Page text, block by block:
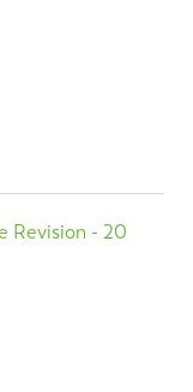
Revision - 20